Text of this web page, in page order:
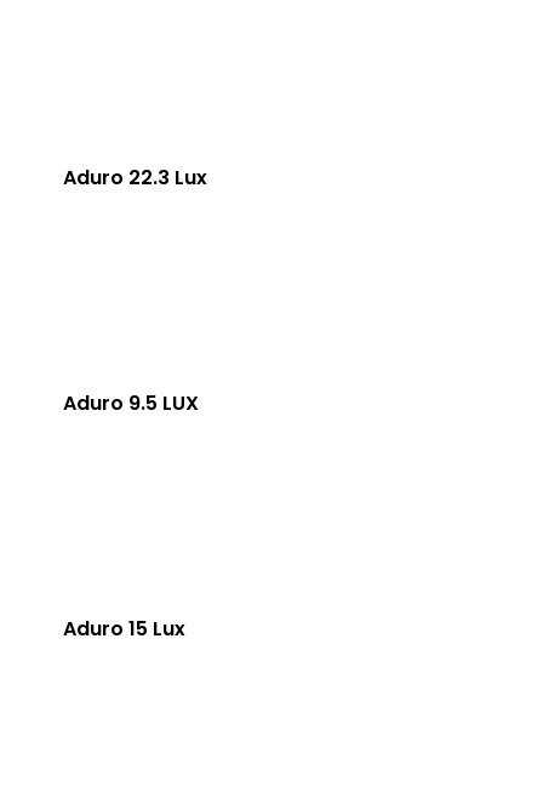
Aduro 22.3 Lux
Aduro 9.5 LUX
Aduro 15 Lux